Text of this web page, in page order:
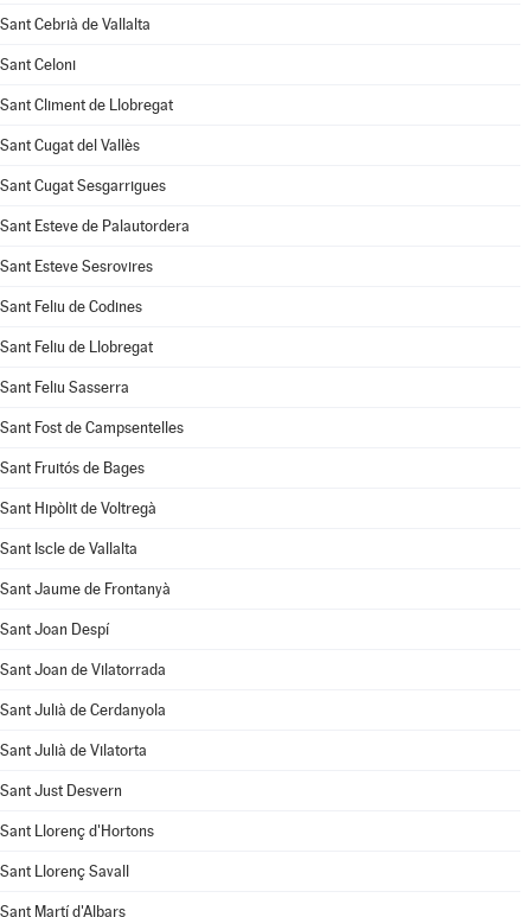
Sant Cebrià de Vallalta
Sant Celoni
Sant Climent de Llobregat
Sant Cugat del Vallès
Sant Cugat Sesgarrigues
Sant Esteve de Palautordera
Sant Esteve Sesrovires
Sant Feliu de Codines
Sant Feliu de Llobregat
Sant Feliu Sasserra
Sant Fost de Campsentelles
Sant Fruitós de Bages
Sant Hipòlit de Voltregà
Sant Iscle de Vallalta
Sant Jaume de Frontanyà
Sant Joan Despí
Sant Joan de Vilatorrada
Sant Julià de Cerdanyola
Sant Julià de Vilatorta
Sant Just Desvern
Sant Llorenç d'Hortons
Sant Llorenç Savall
Sant Martí d'Albars